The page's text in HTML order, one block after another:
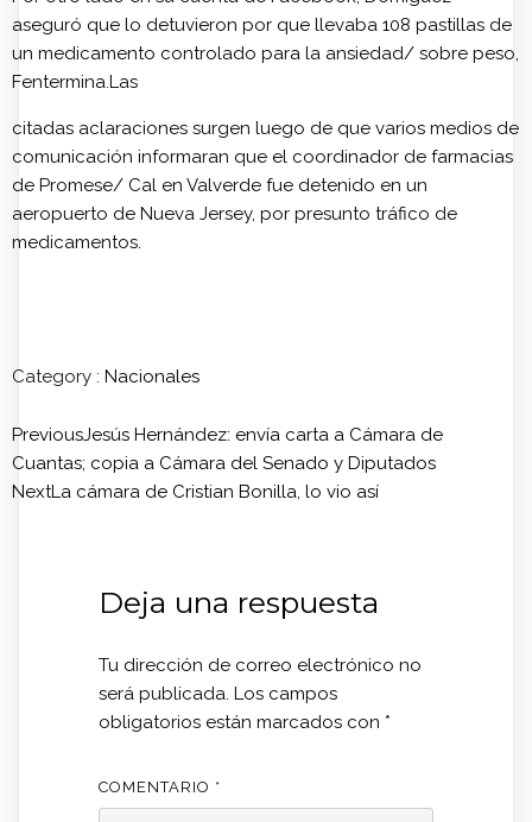
aseguró que lo detuvieron por que llevaba 108 pastillas de
un medicamento controlado para la ansiedad/ sobre peso,
Fentermina.Las
citadas aclaraciones surgen luego de que varios medios de
comunicación informaran que el coordinador de farmacias
de Promese/ Cal en Valverde fue detenido en un
aeropuerto de Nueva Jersey, por presunto tráfico de
medicamentos.
Category : Nacionales
PreviousJesús Hernández: envía carta a Cámara de
Cuantas; copia a Cámara del Senado y Diputados
NextLa cámara de Cristian Bonilla, lo vio así
Deja una respuesta
Tu dirección de correo electrónico no
será publicada. Los campos
obligatorios están marcados con *
COMENTARIO *